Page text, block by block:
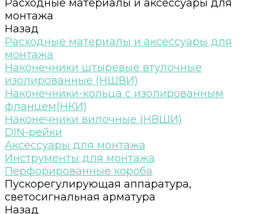
Расходные материалы и аксессуары для
монтажа
Назад
Расходные материалы и аксессуары для
монтажа
Наконечники штыревые втулочные
изолированные (НШВИ)
Наконечники-кольца с изолированным
фланцем(НКИ)
Наконечники вилочные (НВШИ)
DIN-рейки
Аксессуары для монтажа
Инструменты для монтажа
Перфорированные короба
Пускорегулирующая аппаратура,
светосигнальная арматура
Назад